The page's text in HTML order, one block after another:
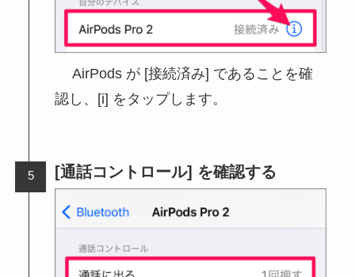
AirPods が [接続済み] であることを確
認し、[i] をタップします。
[通話コントロール] を確認する